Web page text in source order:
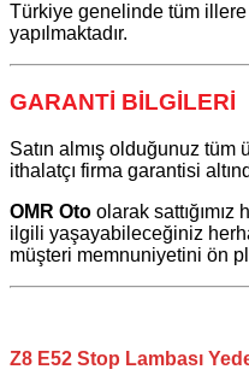
Türkiye genelinde tüm illere
yapılmaktadır.
GARANTİ BİLGİLERİ
Satın almış olduğunuz
ithalatçı firma garantisi
OMR Oto olarak sattığımız
ilgili yaşayabileceğiniz
müşteri memnuniyetini ön
Z8 E52 Stop Lambası